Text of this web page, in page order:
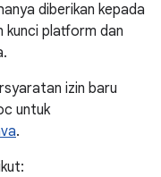
diberikan kepada
kunci platform dan
izin baru
untuk
.